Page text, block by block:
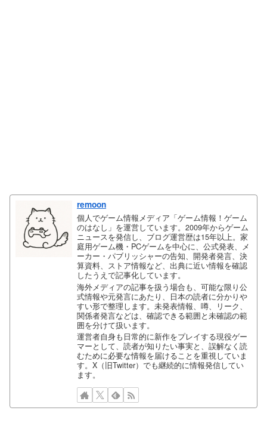
remoon
個人でゲーム情報メディア「ゲーム情報！ゲーム
のはなし」を運営しています。2009年からゲーム
ニュースを発信し、ブログ運営歴は15年以上。家
庭用ゲーム機・PCゲームを中心に、公式発表、メ
ーカー・パブリッシャーの告知、開発者発言、決
算資料、ストア情報など、出典に近い情報を確認
したうえで記事化しています。
海外メディアの記事を扱う場合も、可能な限り公
式情報や元発言にあたり、日本の読者に分かりや
すい形で整理します。未発表情報、噂、リーク、
関係者発言などは、確認できる範囲と未確認の範
囲を分けて扱います。
運営者自身も日常的に新作をプレイする現役ゲー
マーとして、読者が知りたい事実と、誤解なく読
むために必要な情報を届けることを重視していま
す。X（旧Twitter）でも継続的に情報発信してい
ます。